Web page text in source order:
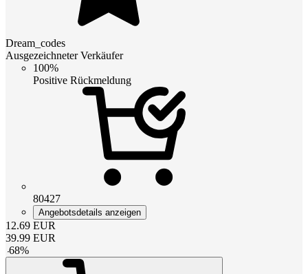
Dream_codes
Ausgezeichneter Verkäufer
100%
Positive Rückmeldung
80427
Angebotsdetails anzeigen
12.69 EUR
39.99 EUR
-68%